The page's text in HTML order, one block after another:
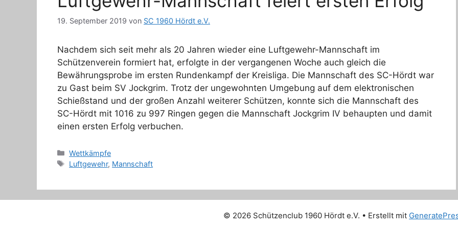
19. September 2019 von SC 1960 Hördt e.V.
Nachdem sich seit mehr als 20 Jahren wieder eine Luftgewehr-Mannschaft im
Schützenverein formiert hat, erfolgte in der vergangenen Woche auch gleich die
Bewährungsprobe im ersten Rundenkampf der Kreisliga. Die Mannschaft des SC-Hördt war
zu Gast beim SV Jockgrim. Trotz der ungewohnten Umgebung auf dem elektronischen
Schießstand und der großen Anzahl weiterer Schützen, konnte sich die Mannschaft des
SC-Hördt mit 1016 zu 997 Ringen gegen die Mannschaft Jockgrim IV behaupten und damit
einen ersten Erfolg verbuchen.
Kategorien
Wettkämpfe
Schlagwörter
Luftgewehr, Mannschaft
© 2026 Schützenclub 1960 Hördt e.V. • Erstellt mit